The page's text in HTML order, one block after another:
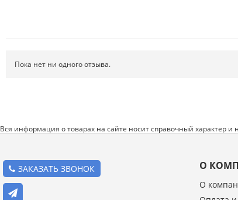
Пока нет ни одного отзыва.
Вся информация о товарах на сайте носит справочный характер
ЗАКАЗАТЬ ЗВОНОК О
О